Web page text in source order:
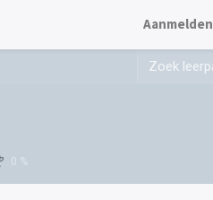
Aanmelden
0 %